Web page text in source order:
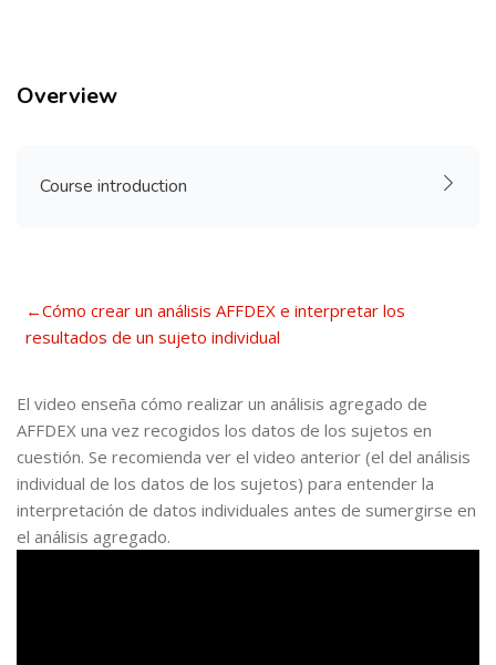
Blocks
Skip [Cocoon] Accordion
Overview
Course introduction
Section outline
←Cómo crear un análisis AFFDEX e interpretar los
resultados de un sujeto individual
El video enseña cómo realizar un análisis agregado de
AFFDEX una vez recogidos los datos de los sujetos en
cuestión. Se recomienda ver el video anterior (el del análisis
individual de los datos de los sujetos) para entender la
interpretación de datos individuales antes de sumergirse en
el análisis agregado.